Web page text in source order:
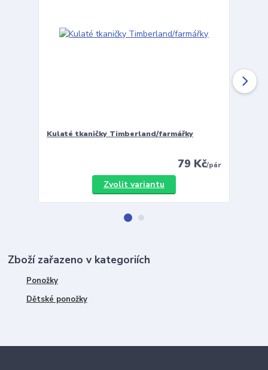
Kulaté tkaničky Timberland/farmářky
79 Kč/pár
Zvolit variantu
Zboží zařazeno v kategoriích
Ponožky
Dětské ponožky